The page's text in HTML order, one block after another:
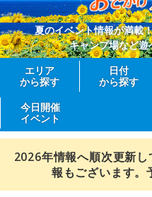
夏のイベント情報が満載
キャンプ場など
エリア
から探す
日付
から探す
今日開催
イベント
2026年情報へ順次更新
報もございます。